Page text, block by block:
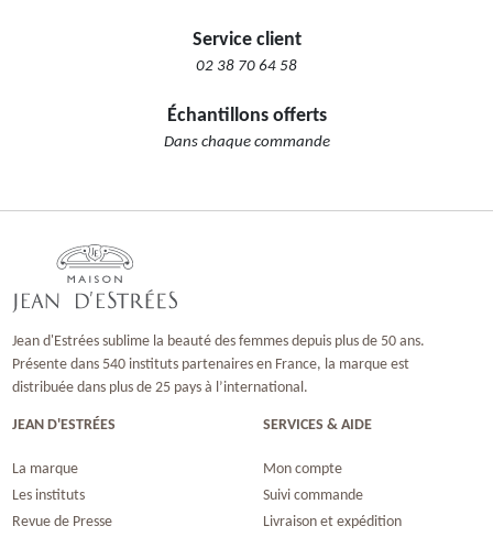
Service client
02 38 70 64 58
Échantillons offerts
Dans chaque commande
Jean d'Estrées sublime la beauté des femmes depuis plus de 50 ans.
Présente dans 540 instituts partenaires en France, la marque est
distribuée dans plus de 25 pays à l’international.
JEAN D'ESTRÉES
La marque
Les instituts
Revue de Presse
SERVICES & AIDE
Mon compte
Suivi commande
Livraison et expédition